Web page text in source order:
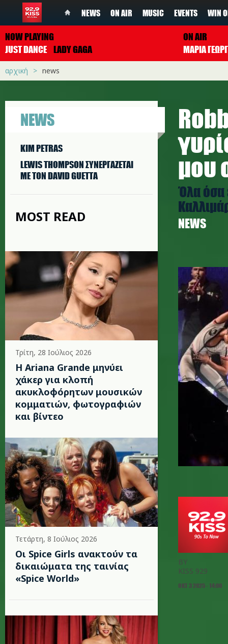
NEWS ON AIR MUSIC EVENTS WIN
NOW PLAYING
JUST DANCE LADY GAGA
ON AIR
ΜΑΡΙΑ
αρχική news
NEWS
KIM PETRAS
LEWIS THOMPSON ΣΥΝΕΡΓAΖΕΤΑΙ
ΜΕ ΤΟΝ DAVID GUETTA
MOST READ
Τρίτη, 28 Ιούλιος 2026
Η Ariana Grande μηνύει
χάκερ για κλοπή
ακυκλοφόρητων μουσικών
κομματιών, φωτογραφιών
και βίντεο
Τετάρτη, 8 Ιούλιος 2026
Οι Spice Girls ανακτούν τα
δικαιώματα της ταινίας
«Spice World»
μου
Όλα όσα
NEWS
BY
KISS 929
ΟΚΤ 3 2025 - 14:00